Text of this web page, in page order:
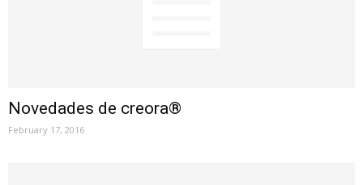
Novedades de creora®
February 17, 2016